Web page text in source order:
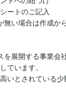
ートのご記入
い場合は作成か
を展開する事業会
ています。
いとされている